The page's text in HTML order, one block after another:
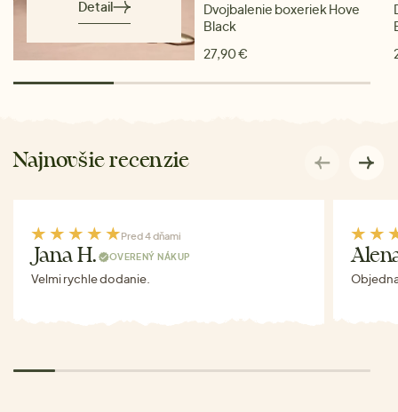
Detail
Dvojbalenie boxeriek Hove
Black
27,90 €
Najnovšie recenzie
Pred 4 dňami
Jana H. OVERENÝ NÁKUP
Velmi rychle dodanie.